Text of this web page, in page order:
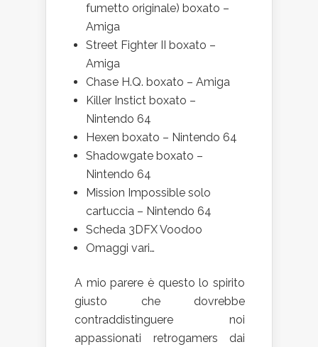
fumetto originale) boxato –
Amiga
Street Fighter II boxato –
Amiga
Chase H.Q. boxato – Amiga
Killer Instict boxato –
Nintendo 64
Hexen boxato – Nintendo 64
Shadowgate boxato –
Nintendo 64
Mission Impossible solo
cartuccia – Nintendo 64
Scheda 3DFX Voodoo
Omaggi vari…
A mio parere è questo lo spirito
giusto che dovrebbe
contraddistinguere noi
appassionati retrogamers dai